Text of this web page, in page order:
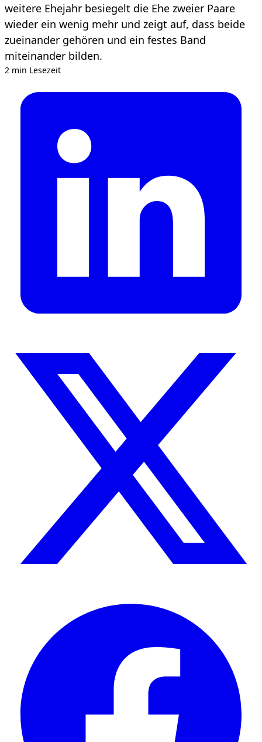
weitere Ehejahr besiegelt die Ehe zweier Paare
wieder ein wenig mehr und zeigt auf, dass beide
zueinander gehören und ein festes Band
miteinander bilden.
2 min Lesezeit